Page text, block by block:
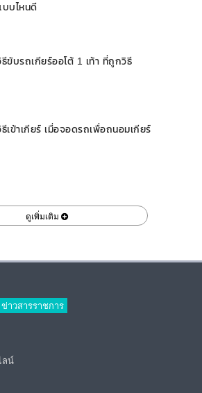
บไหนดี
ขับรถเกียร์ออโต้ 1 เท้า ที่ถูกวิธี
เข้าเกียร์ เมื่อจอดรถเพื่อถนอมเกียร์
ดูเพิ่มเติม
ข่าวสารราชการ
ลน์